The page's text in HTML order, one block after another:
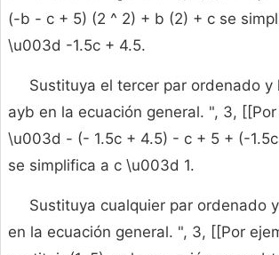
(-b - c + 5) (2 ^ 2) + b (2) + c se
\u003d -1.5c + 4.5.
Sustituya el tercer par ordenado y
ayb en la ecuación general. ", 3,
\u003d - (- 1.5c + 4.5) - c + 5 + (-
se simplifica a c \u003d 1.
Sustituya cualquier par ordenado
en la ecuación general. ", 3, [[Por